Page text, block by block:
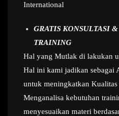
International
GRATIS KONSULTASI
TRAINING
Hal yang Mutlak di lakukan
Hal ini kami jadikan sebagai
untuk meningkatkan Kualitas
Menganalisa kebutuhan
menyesuaikan materi